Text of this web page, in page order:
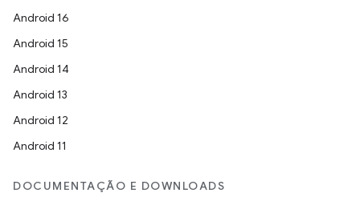
Android 16
Android 15
Android 14
Android 13
Android 12
Android 11
DOCUMENTAÇÃO E DOWNLOADS